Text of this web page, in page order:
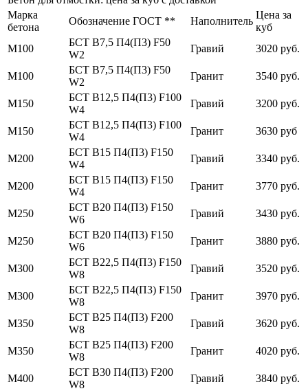
Марка
бетона
Обозначение ГОСТ ** Наполнитель
Цена за
куб
М100
БСТ В7,5 П4(П3) F50
W2
Гравий 3020 руб.
М100
БСТ В7,5 П4(П3) F50
W2
Гранит 3540 руб.
М150
БСТ В12,5 П4(П3) F100
W4
Гравий 3200 руб.
М150
БСТ В12,5 П4(П3) F100
W4
Гранит 3630 руб
М200
БСТ В15 П4(П3) F150
W4
Гравий 3340 руб.
М200
БСТ В15 П4(П3) F150
W4
Гранит 3770 руб.
М250
БСТ В20 П4(П3) F150
W6
Гравий 3430 руб.
М250
БСТ В20 П4(П3) F150
W6
Гранит 3880 руб.
М300
БСТ В22,5 П4(П3) F150
W8
Гравий 3520 руб.
М300
БСТ В22,5 П4(П3) F150
W8
Гранит 3970 руб.
М350
БСТ В25 П4(П3) F200
W8
Гравий 3620 руб.
М350
БСТ В25 П4(П3) F200
W8
Гранит 4020 руб.
М400
БСТ В30 П4(П3) F200
W8
Гравий 3840 руб.